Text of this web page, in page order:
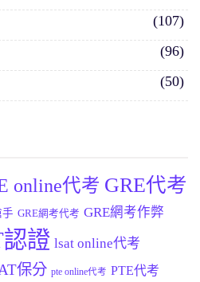
(107)
(96)
(50)
online代考 GRE代考
手 GRE網考代考 GRE網考作弊
證 lsat online代考
保分 pte online代考 PTE代考